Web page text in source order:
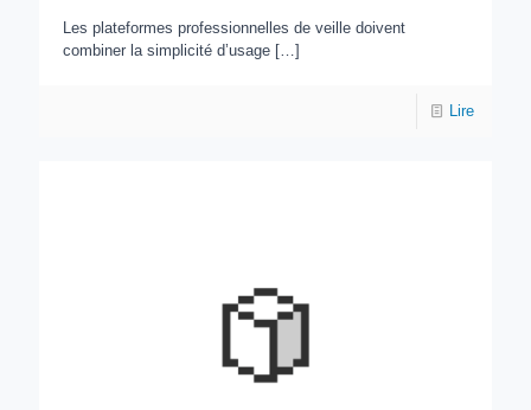
Les plateformes professionnelles de veille doivent
combiner la simplicité d’usage […]
Lire